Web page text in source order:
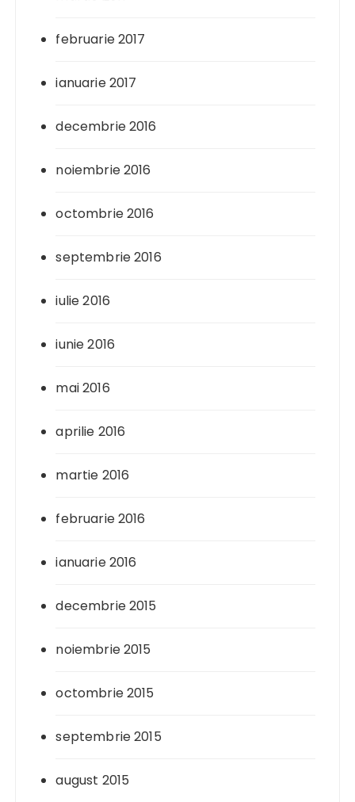
februarie 2017
ianuarie 2017
decembrie 2016
noiembrie 2016
octombrie 2016
septembrie 2016
iulie 2016
iunie 2016
mai 2016
aprilie 2016
martie 2016
februarie 2016
ianuarie 2016
decembrie 2015
noiembrie 2015
octombrie 2015
septembrie 2015
august 2015